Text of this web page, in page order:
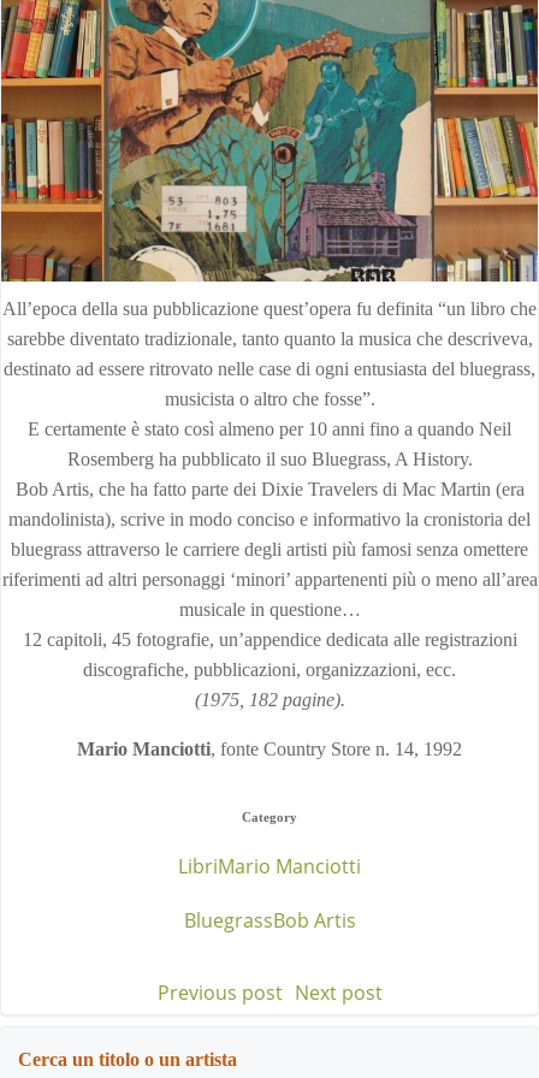
All’epoca della sua pubblicazione quest’opera fu definita “un libro che
sarebbe diventato tradizionale, tanto quanto la musica che descriveva,
destinato ad essere ritrovato nelle case di ogni entusiasta del bluegrass,
musicista o altro che fosse”.
E certamente è stato così almeno per 10 anni fino a quando Neil
Rosemberg ha pubblicato il suo Bluegrass, A History.
Bob Artis, che ha fatto parte dei Dixie Travelers di Mac Martin (era
mandolinista), scrive in modo conciso e informativo la cronistoria del
bluegrass attraverso le carriere degli artisti più famosi senza omettere
riferimenti ad altri personaggi ‘minori’ appartenenti più o meno all’area
musicale in questione…
12 capitoli, 45 fotografie, un’appendice dedicata alle registrazioni
discografiche, pubblicazioni, organizzazioni, ecc.
(1975, 182 pagine).
Mario Manciotti, fonte Country Store n. 14, 1992
Category
LibriMario Manciotti
BluegrassBob Artis
Post
navigation
Previous post Post
Next post
Cerca un titolo o un artista